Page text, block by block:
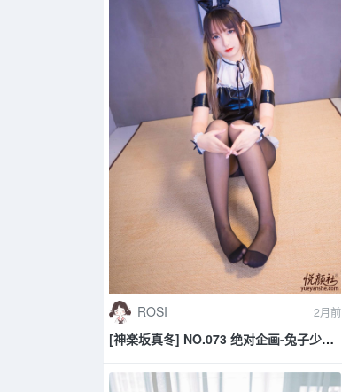
ROSI 2月前
[神楽坂真冬] NO.073 绝对企画-兔子少女